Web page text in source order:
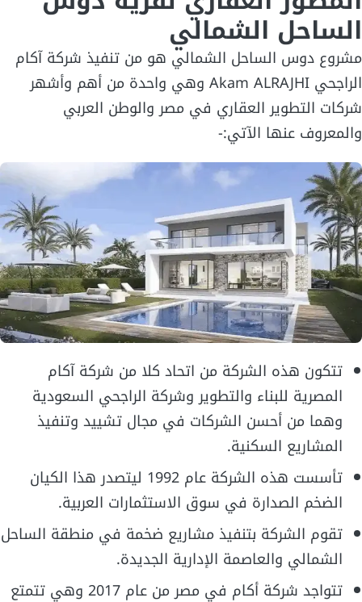
الساحل الشمالي
مشروع دوس الساحل الشمالي هو من تنفيذ شركة آكام
الراجحي Akam ALRAJHI وهي واحدة من أهم وأشهر
شركات التطوير العقاري في مصر والوطن العربي
والمعروف عنها الآتي:-
تتكون هذه الشركة من اتحاد كلا من شركة آكام
المصرية للبناء والتطوير وشركة الراجحي السعودية
وهما من أحسن الشركات في مجال تشييد وتنفيذ
المشاريع السكنية.
تأسست هذه الشركة عام 1992 ليتصدر هذا الكيان
الضخم الصدارة في سوق الاستثمارات العربية.
تقوم الشركة بتنفيذ مشاريع ضخمة في منطقة الساحل
الشمالي والعاصمة الإدارية الجديدة.
تتواجد شركة أكام في مصر من عام 2017 وهي تتمتع